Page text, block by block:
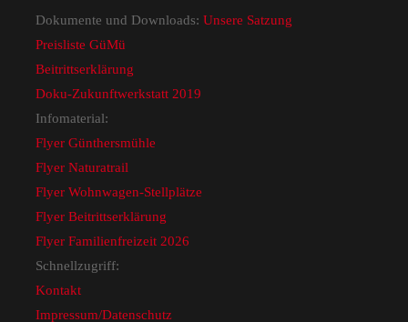
Dokumente und Downloads: Unsere Satzung
Preisliste GüMü
Beitrittserklärung
Doku-Zukunftwerkstatt 2019
Infomaterial:
Flyer Günthersmühle
Flyer Naturatrail
Flyer Wohnwagen-Stellplätze
Flyer Beitrittserklärung
Flyer Familienfreizeit 2026
Schnellzugriff:
Kontakt
Impressum/Datenschutz